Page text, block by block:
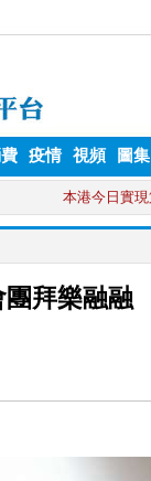
疫情 視頻 圖集
拜樂融融